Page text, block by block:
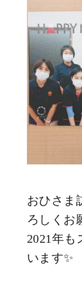
おひさま
ろしくお
2021年
います✨